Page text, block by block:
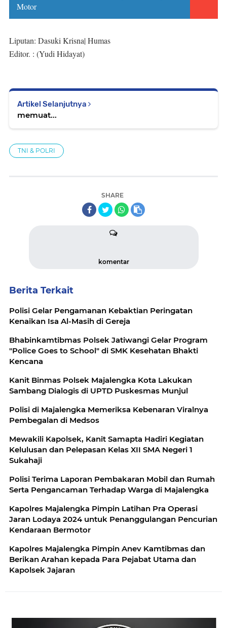
Motor
Liputan: Dasuki Krisna| Humas
Editor. : (Yudi Hidayat)
Artikel Selanjutnya
memuat...
TNI & POLRI
SHARE
komentar
Berita Terkait
Polisi Gelar Pengamanan Kebaktian Peringatan
Kenaikan Isa Al-Masih di Gereja
Bhabinkamtibmas Polsek Jatiwangi Gelar Program
"Police Goes to School" di SMK Kesehatan Bhakti
Kencana
Kanit Binmas Polsek Majalengka Kota Lakukan
Sambang Dialogis di UPTD Puskesmas Munjul
Polisi di Majalengka Memeriksa Kebenaran Viralnya
Pembegalan di Medsos
Mewakili Kapolsek, Kanit Samapta Hadiri Kegiatan
Kelulusan dan Pelepasan Kelas XII SMA Negeri 1
Sukahaji
Polisi Terima Laporan Pembakaran Mobil dan Rumah
Serta Pengancaman Terhadap Warga di Majalengka
Kapolres Majalengka Pimpin Latihan Pra Operasi
Jaran Lodaya 2024 untuk Penanggulangan Pencurian
Kendaraan Bermotor
Kapolres Majalengka Pimpin Anev Kamtibmas dan
Berikan Arahan kepada Para Pejabat Utama dan
Kapolsek Jajaran